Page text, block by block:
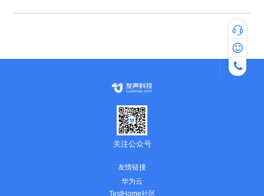
关注公众号
友情链接
华为云
TestHome社区
专家咨询
热线咨
服务时间